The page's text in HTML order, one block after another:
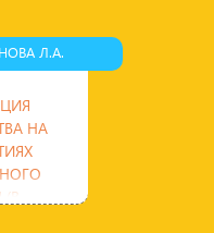
Л.А.
НА